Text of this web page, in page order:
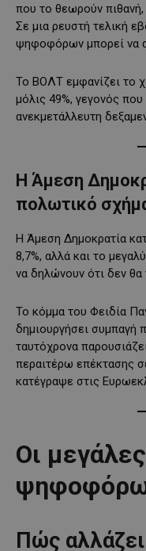
που το θεωρούν πιθανή,
Σε μια ρευστή τελική
ψηφοφόρων μπορεί να
Το ΒΟΛΤ εμφανίζει το
μόλις 49%, γεγονός που
ανεκμετάλλευτη
Η Άμεση
πολωτικό
Η Άμεση Δημοκρατία
8,7%, αλλά και το
να δηλώνουν ότι δεν
Το κόμμα του Φειδία
δημιουργήσει συμπαγή
ταυτόχρονα
περαιτέρω επέκτασης
κατέγραψε στις
Οι
Πώς